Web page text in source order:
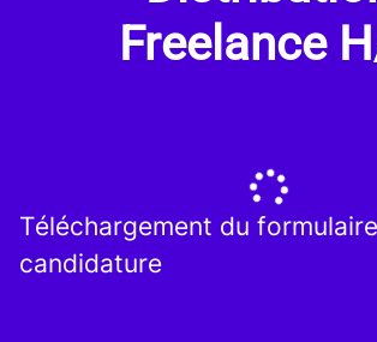
Freelance
Téléchargement du
candidature